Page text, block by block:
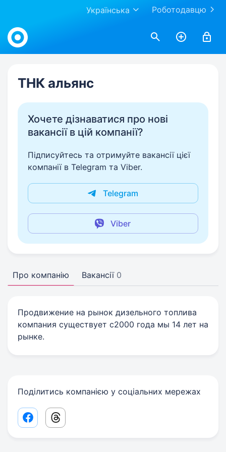
Роботодавцю
Українська
Work.ua
ТНК альянс
Хочете дізнаватися про нові
вакансії в цій компанії?
Підписуйтесь та отримуйте вакансії цієї
компанії в Telegram та Viber.
Telegram
Viber
Про компанію Вакансії 0
Продвижение на рынок дизельного топлива
компания существует с2000 года мы 14 лет на
рынке.
Поділитись компанією у соціальних мережах
Facebook share link
Threads share link